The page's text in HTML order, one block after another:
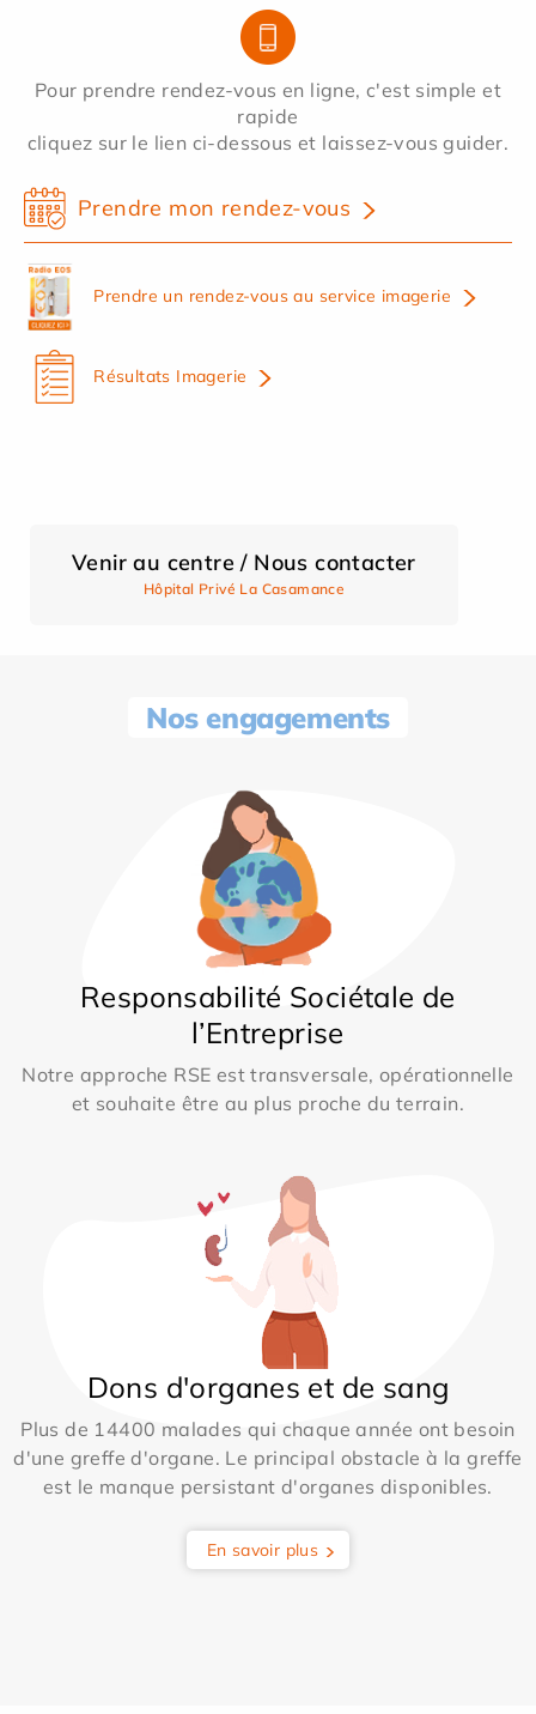
Pour prendre rendez-vous en ligne, c'est simple et
rapide
cliquez sur le lien ci-dessous et laissez-vous guider.
Prendre mon rendez-vous
Prendre un rendez-vous au service imagerie
Résultats Imagerie
Venir au centre / Nous contacter
Hôpital Privé La Casamance
Nos engagements
Responsabilité Sociétale de
l’Entreprise
Notre approche RSE est transversale, opérationnelle
et souhaite être au plus proche du terrain.
Dons d'organes et de sang
Plus de 14400 malades qui chaque année ont besoin
d'une greffe d'organe. Le principal obstacle à la greffe
est le manque persistant d'organes disponibles.
En savoir plus